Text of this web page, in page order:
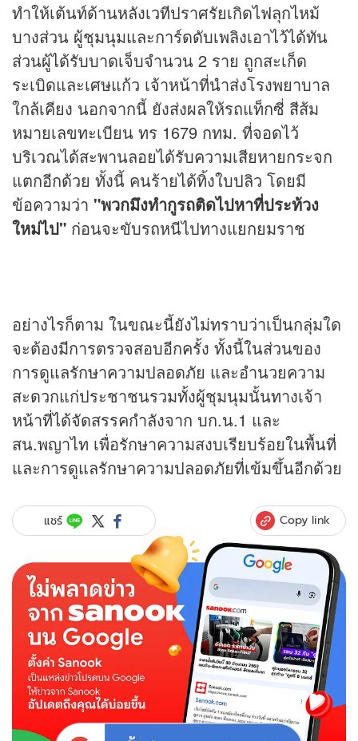
ทำให้เต้นท์ด้านหลังเวทีปราศรัยเกิดไฟลุกไหม้
บางส่วน ผู้ชุมนุมและการ์ดดับเพลิงเอาไว้ได้ทัน
ส่วนผู้ได้รับบาดเจ็บจำนวน 2 ราย ถูกสะเก็ด
ระเบิดและเศษแก้ว เจ้าหน้าที่นำส่งโรงพยาบาล
ใกล้เคียง นอกจากนี้ ยังส่งผลให้รถแท็กซี่ สีส้ม
หมายเลขทะเบียน ทร 1679 กทม. ที่จอดไว้
บริเวณได้สะพานลอยได้รับความเสียหายกระจก
แตกอีกด้วย ทั้งนี้ คนร้ายได้ทิ้งใบปลิว โดยมี
ข้อความว่า "พวกมึงทำกูรถติดไปหาที่ประท้วง
ใหม่ไป" ก่อนจะขับรถหนีไปทางแยกยมราช
อย่างไรก็ตาม ในขณะนี้ยังไม่ทราบว่าเป็นกลุ่มใด
จะต้องมีการตรวจสอบอีกครั้ง ทั้งนี้ในส่วนของ
การดูแลรักษาความปลอดภัย และอำนวยความ
สะดวกแก่ประชาชนรวมทั้งผู้ชุมนุมนั้นทางเจ้า
หน้าที่ได้จัดสรรคกำลังจาก บก.น.1 และ
สน.พญาไท เพื่อรักษาความสงบเรียบร้อยในพื้นที่
และการดูแลรักษาความปลอดภัยที่เข้มขึ้นอีกด้วย
แชร์ Copy link